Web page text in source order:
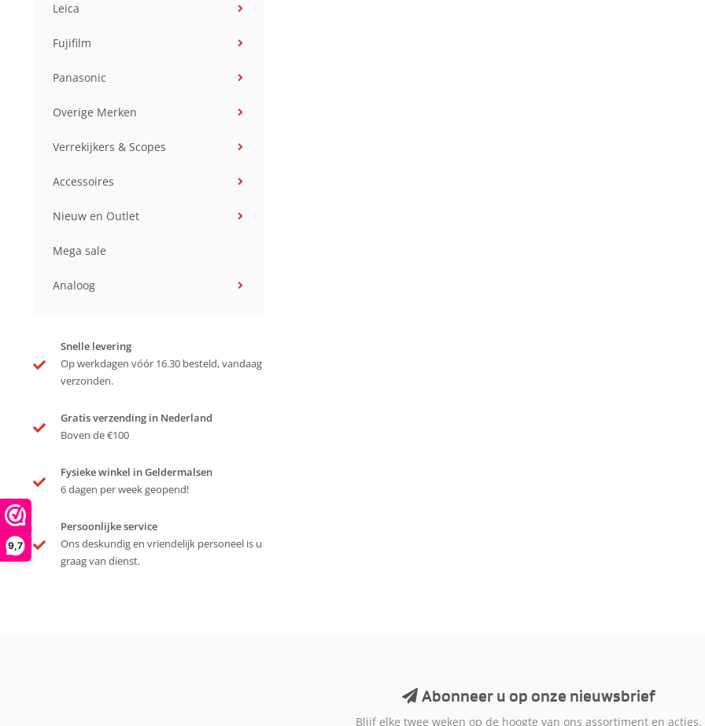
9,7
Leica
Fujifilm
Panasonic
Overige Merken
Verrekijkers & Scopes
Accessoires
Nieuw en Outlet
Mega sale
Analoog
Snelle levering
Op werkdagen vóór 16.30 besteld, vandaag
verzonden.
Gratis verzending in Nederland
Boven de €100
Fysieke winkel in Geldermalsen
6 dagen per week geopend!
Persoonlijke service
Ons deskundig en vriendelijk personeel is u
graag van dienst.
Abonneer u op onze nieuwsbrief
Blijf elke twee weken op de hoogte van ons assortiment en acties.